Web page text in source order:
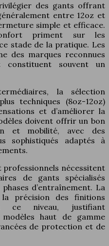
des gants offrant
entre 12oz et
simple et efficace.
priment sur les
stade de la pratique. Les
des marques reconnues
constituent souvent un
la sélection
techniques (8oz-12oz)
et d’améliorer la
doivent offrir un bon
et mobilité, avec des
sophistiqués adaptés à
professionnels nécessitent
de gants spécialisés
d’entraînement. La
précision des finitions
ce niveau, justifiant
modèles haut de gamme
de protection et de